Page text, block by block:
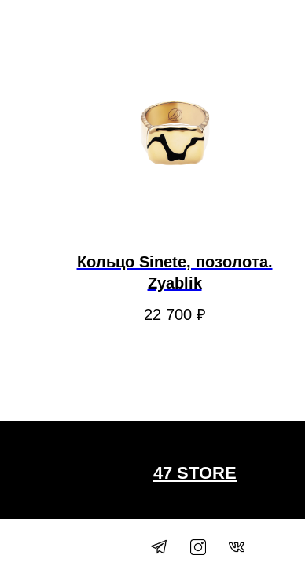
Кольцо Sinete, позолота.
Zyablik
22 700 ₽
47 STORE